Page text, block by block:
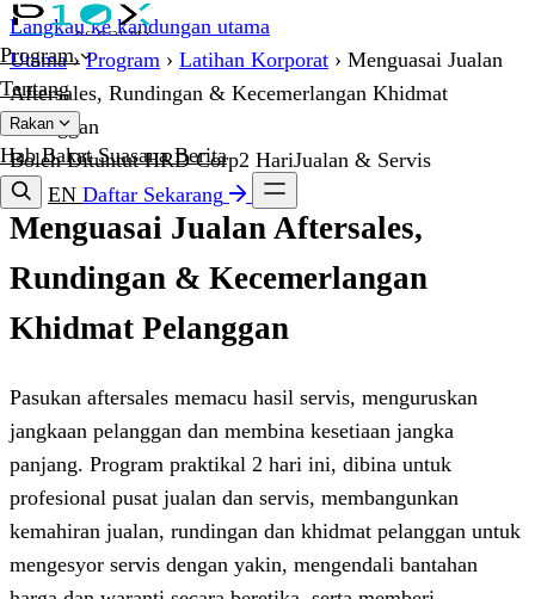
Langkau ke kandungan utama
Program
Tentang
Rakan
Hab BakatSuasanaBerita
EN Daftar Sekarang
Utama › Program › Latihan Korporat › Menguasai Jualan
Aftersales, Rundingan & Kecemerlangan Khidmat
Pelanggan
Boleh Dituntut HRD Corp2 HariJualan & Servis
Menguasai Jualan Aftersales,
Rundingan & Kecemerlangan
Khidmat Pelanggan
Pasukan aftersales memacu hasil servis, menguruskan
jangkaan pelanggan dan membina kesetiaan jangka
panjang. Program praktikal 2 hari ini, dibina untuk
profesional pusat jualan dan servis, membangunkan
kemahiran jualan, rundingan dan khidmat pelanggan untuk
mengesyor servis dengan yakin, mengendali bantahan